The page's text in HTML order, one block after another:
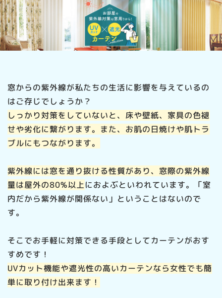
窓からの紫外線が私たちの生活に影響を与えているの
はご存じでしょうか？
しっかり対策をしていないと、床や壁紙、家具の色褪
せや劣化に繋がります。また、お肌の日焼けや肌トラ
ブルにもつながります。
紫外線には窓を通り抜ける性質があり、窓際の紫外線
量は屋外の80%以上におよぶといわれています。「室
内だから紫外線が関係ない」ということはないので
す。
そこでお手軽に対策できる手段としてカーテンがおす
すめです！
UVカット機能や遮光性の高いカーテンなら女性でも簡
単に取り付け出来ます！